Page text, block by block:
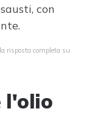
con
risposta completa su
l'olio